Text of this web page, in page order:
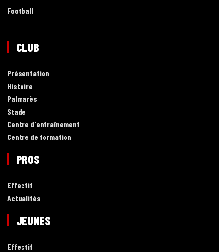
Football
CLUB
Présentation
Histoire
Palmarès
Stade
Centre d'entraînement
Centre de formation
PROS
Effectif
Actualités
JEUNES
Effectif